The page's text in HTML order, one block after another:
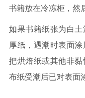
书籍放在冷冻柜，然
如果书籍纸张为白
厚纸，遇潮时表面
把烘焙纸或其他非
布纸受潮后已对表面